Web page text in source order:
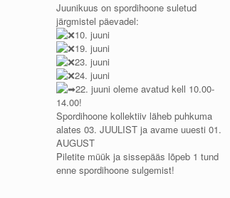
Juunikuus on spordihoone suletud
järgmistel päevadel:
10. juuni
19. juuni
23. juuni
24. juuni
22. juuni oleme avatud kell 10.00-
14.00!
Spordihoone kollektiiv läheb puhkuma
alates 03. JUULIST ja avame uuesti 01.
AUGUST
Piletite müük ja sissepääs lõpeb 1 tund
enne spordihoone sulgemist!